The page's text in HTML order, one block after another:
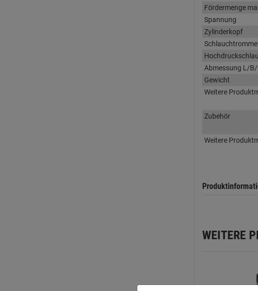
Fördermenge
Spannung
Zylinderkopf
Abmessung L/
Gewicht
Weitere
Zubehör
Weitere
WEITERE